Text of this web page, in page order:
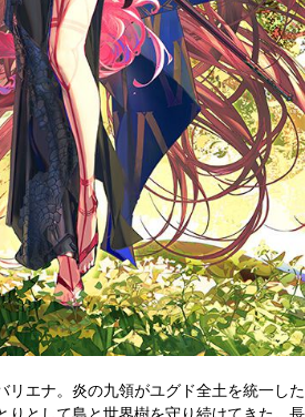
エナ。炎の九領がユグド全土を統一した